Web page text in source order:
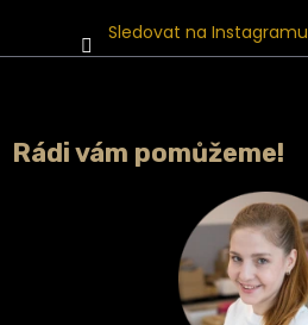
Sledovat na Instagramu
Rádi vám pomůžeme!